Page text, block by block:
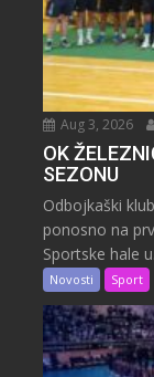
Aug 3, 2026
OK
SEZONU
Odbojkaški
ponosno na
Sportske hale
Novosti Sport